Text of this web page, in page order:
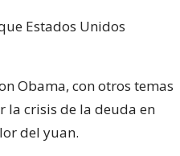
Estados Unidos
Obama, con otros temas
la crisis de la deuda en
del yuan.